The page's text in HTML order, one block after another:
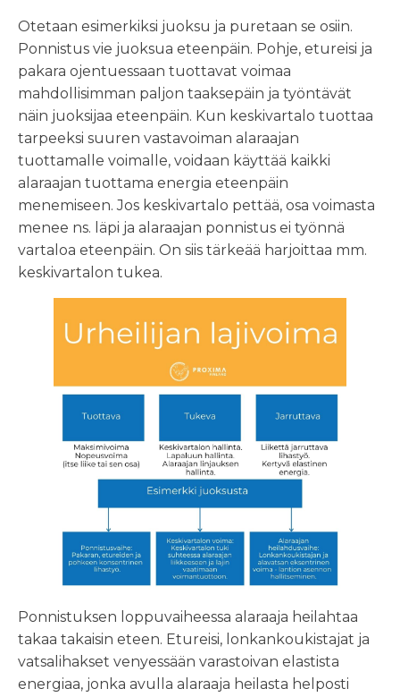
Otetaan esimerkiksi juoksu ja puretaan se osiin.
Ponnistus vie juoksua eteenpäin. Pohje, etureisi ja
pakara ojentuessaan tuottavat voimaa
mahdollisimman paljon taaksepäin ja työntävät
näin juoksijaa eteenpäin. Kun keskivartalo tuottaa
tarpeeksi suuren vastavoiman alaraajan
tuottamalle voimalle, voidaan käyttää kaikki
alaraajan tuottama energia eteenpäin
menemiseen. Jos keskivartalo pettää, osa voimasta
menee ns. läpi ja alaraajan ponnistus ei työnnä
vartaloa eteenpäin. On siis tärkeää harjoittaa mm.
keskivartalon tukea.
Ponnistuksen loppuvaiheessa alaraaja heilahtaa
takaa takaisin eteen. Etureisi, lonkankoukistajat ja
vatsalihakset venyessään varastoivan elastista
energiaa, jonka avulla alaraaja heilasta helposti